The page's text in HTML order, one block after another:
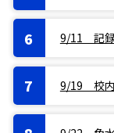
9/11 記
9/19 校内